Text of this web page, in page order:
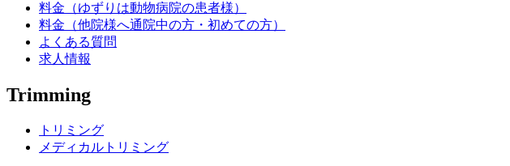
料金（ゆずりは動物病院の患者様）
料金（他院様へ通院中の方・初めての方）
よくある質問
求人情報
Trimming
トリミング
メディカルトリミング